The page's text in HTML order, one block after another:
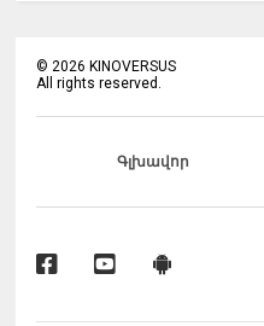
©2026 KINOVERSUS
All rights reserved.
Գլխավոր